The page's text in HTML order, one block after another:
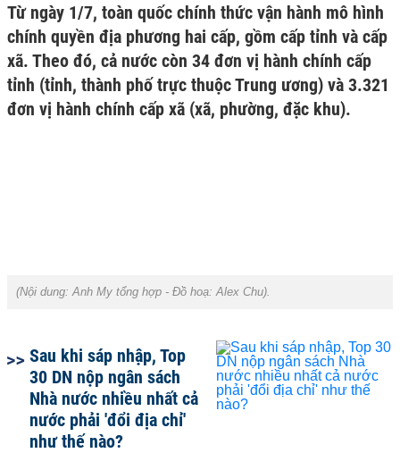
Từ ngày 1/7, toàn quốc chính thức vận hành mô hình
chính quyền địa phương hai cấp, gồm cấp tỉnh và cấp
xã. Theo đó, cả nước còn 34 đơn vị hành chính cấp
tỉnh (tỉnh, thành phố trực thuộc Trung ương) và 3.321
đơn vị hành chính cấp xã (xã, phường, đặc khu).
(Nội dung:Anh My tổng hợp - Đồ hoạ:Alex Chu).
Sau khi sáp nhập, Top
30 DN nộp ngân sách
Nhà nước nhiều nhất cả
nước phải 'đổi địa chỉ'
như thế nào?